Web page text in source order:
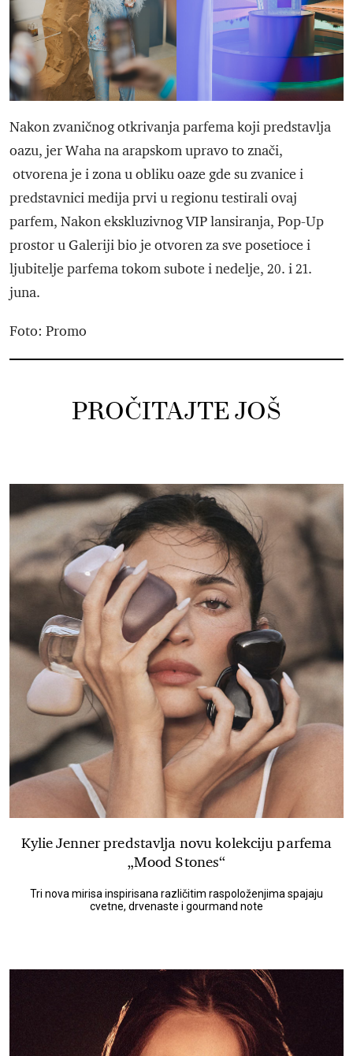
Nakon zvaničnog otkrivanja parfema koji predstavlja
oazu, jer Waha na arapskom upravo to znači,
otvorena je i zona u obliku oaze gde su zvanice i
predstavnici medija prvi u regionu testirali ovaj
parfem, Nakon ekskluzivnog VIP lansiranja, Pop-Up
prostor u Galeriji bio je otvoren za sve posetioce i
ljubitelje parfema tokom subote i nedelje, 20. i 21.
juna.
Foto: Promo
PROČITAJTE JOŠ
Kylie Jenner predstavlja novu kolekciju parfema
„Mood Stones“
Tri nova mirisa inspirisana različitim raspoloženjima spajaju
cvetne, drvenaste i gourmand note